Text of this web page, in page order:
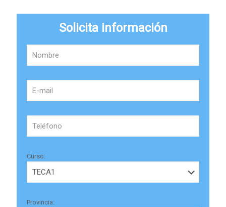
Solicita información
Curso:
Provincia: